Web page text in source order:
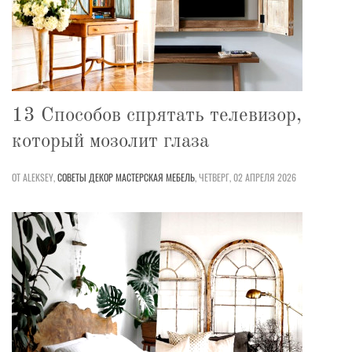
13 Способов спрятать телевизор,
который мозолит глаза
ОТ ALEKSEY,СОВЕТЫ ДЕКОРМАСТЕРСКАЯ МЕБЕЛЬ,ЧЕТВЕРГ, 02 АПРЕЛЯ 2026